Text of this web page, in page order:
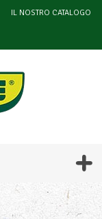
IL NOSTRO CATALOGO